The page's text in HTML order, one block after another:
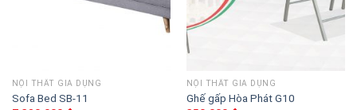
NỘI THẤT GIA DỤNG
Sofa Bed SB-11
NỘI THẤT GIA DỤNG
Ghế gấp Hòa Phát G10